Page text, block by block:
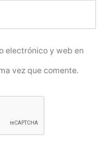
electrónico y web en
vez que comente.